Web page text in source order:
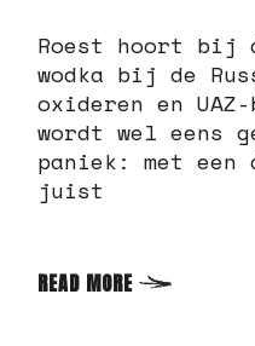
Roest hoort bij
wodka bij de
oxideren en
wordt wel eens
paniek: met
juist
READ MORE